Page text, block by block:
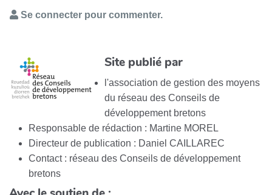
Se connecter pour commenter.
Site publié par
l'association de gestion des moyens
du réseau des Conseils de
développement bretons
Responsable de rédaction : Martine MOREL
Directeur de publication : Daniel CAILLAREC
Contact : réseau des Conseils de développement
bretons